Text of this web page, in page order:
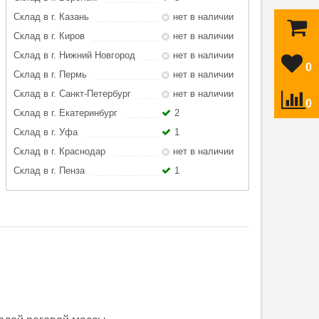
0
0
Склад в г. Казань
нет в наличии
Склад в г. Киров
нет в наличии
Склад в г. Нижний Новгород
нет в наличии
Склад в г. Пермь
нет в наличии
Склад в г. Санкт-Петербург
нет в наличии
Склад в г. Екатеринбург
2
Склад в г. Уфа
1
Склад в г. Краснодар
нет в наличии
Склад в г. Пенза
1